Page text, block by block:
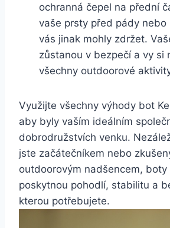
ochranná čepel‌ na⁤ přední
vaše prsty ​před pády ⁣nebo
vás ‌jinak​ mohly zdržet.‌
zůstanou ‌v bezpečí a vy si‌
všechny​ outdoorové
Využijte všechny⁢ výhody⁢ bot​
aby byly vaším ideálním
dobrodružstvích ⁢venku.
jste začátečníkem‌ nebo
outdoorovým nadšencem, boty
poskytnou pohodlí, stabilitu ‌a
kterou potřebujete.